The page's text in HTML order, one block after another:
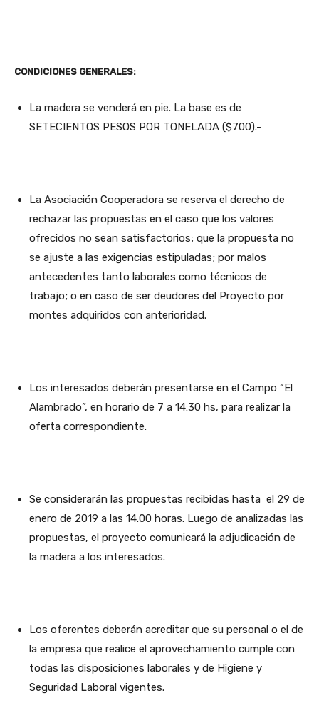
CONDICIONES GENERALES:
La madera se venderá en pie. La base es de
SETECIENTOS PESOS POR TONELADA ($700).-
La Asociación Cooperadora se reserva el derecho de
rechazar las propuestas en el caso que los valores
ofrecidos no sean satisfactorios; que la propuesta no
se ajuste a las exigencias estipuladas; por malos
antecedentes tanto laborales como técnicos de
trabajo; o en caso de ser deudores del Proyecto por
montes adquiridos con anterioridad.
Los interesados deberán presentarse en el Campo “El
Alambrado”, en horario de 7 a 14:30 hs, para realizar la
oferta correspondiente.
Se considerarán las propuestas recibidas hasta el 29 de
enero de 2019 a las 14.00 horas. Luego de analizadas las
propuestas, el proyecto comunicará la adjudicación de
la madera a los interesados.
Los oferentes deberán acreditar que su personal o el de
la empresa que realice el aprovechamiento cumple con
todas las disposiciones laborales y de Higiene y
Seguridad Laboral vigentes.